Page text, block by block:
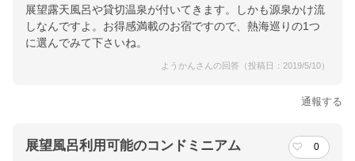
展望露天風呂や貸切温泉が付いてきます。しかも源泉かけ流
しなんですよ。お得感満載のお宿ですので、熱海巡りの1つ
に選んでみて下さいね。
ようかんさんの回答（投稿日：2019/5/10）
通報する
展望風呂利用可能のコンドミニアム 0